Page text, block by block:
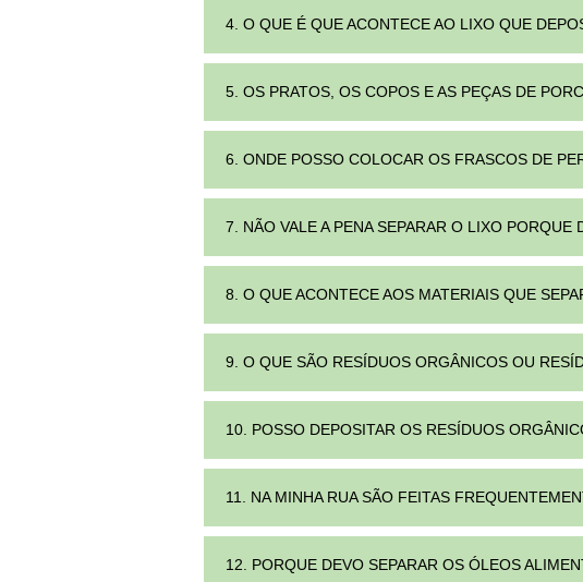
4. O QUE É QUE ACONTECE AO LIXO QUE
5. OS PRATOS, OS COPOS E AS PEÇAS DE
6. ONDE POSSO COLOCAR OS FRASCOS DE
7. NÃO VALE A PENA SEPARAR O LIXO
8. O QUE ACONTECE AOS MATERIAIS QUE
9. O QUE SÃO RESÍDUOS ORGÂNICOS OU
10. POSSO DEPOSITAR OS RESÍDUOS
11. NA MINHA RUA SÃO FEITAS
12. PORQUE DEVO SEPARAR OS ÓLEOS